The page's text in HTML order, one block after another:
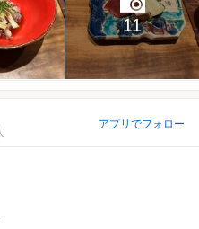
11
アプリでフォロー